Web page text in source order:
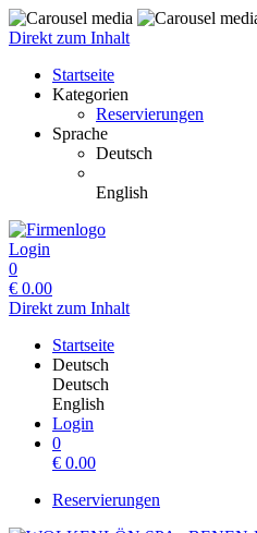
Direkt zum Inhalt
Startseite
Kategorien
Reservierungen
Sprache
Deutsch
English
Login
0
€ 0.00
Direkt zum Inhalt
Startseite
Deutsch
Deutsch
English
Login
0
€ 0.00
Reservierungen